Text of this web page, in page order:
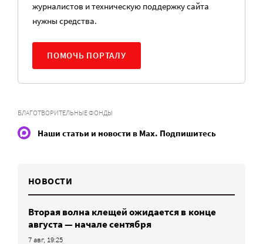
журналистов и техническую поддержку сайта
нужны средства.
ПОМОЧЬ ПОРТАЛУ
БЛАГОТВОРИТЕЛЬНЫЕ ФОНДЫ
Наши статьи и новости в Max. Подпишитесь
НОВОСТИ
Вторая волна клещей ожидается в конце
августа — начале сентября
7 авг, 19:25